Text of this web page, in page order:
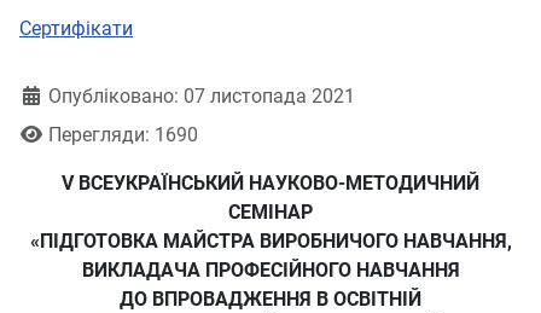
Сертифікати
ДеталіОпубліковано: 07 листопада 2021
Перегляди: 1690
V ВСЕУКРАЇНСЬКИЙ НАУКОВО-МЕТОДИЧНИЙ
СЕМІНАР
«ПІДГОТОВКА МАЙСТРА ВИРОБНИЧОГО НАВЧАННЯ,
ВИКЛАДАЧА ПРОФЕСІЙНОГО НАВЧАННЯ
ДО ВПРОВАДЖЕННЯ В ОСВІТНІЙ